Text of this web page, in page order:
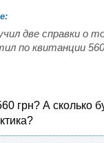
две справки о
по квитанции
грн? А сколько